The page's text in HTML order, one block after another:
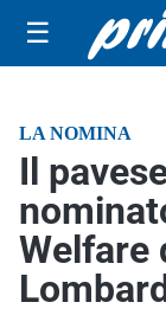
☰
LA NOMINA
Il
Welfare